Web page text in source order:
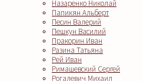
Назаренко Николай
Папикян Альберт
Песин Валерий
Пешкун Василий
Пракорин Иван
Разина Татьяна
Рей Иван
Римашевский Сергей
Рогалевич Михаил